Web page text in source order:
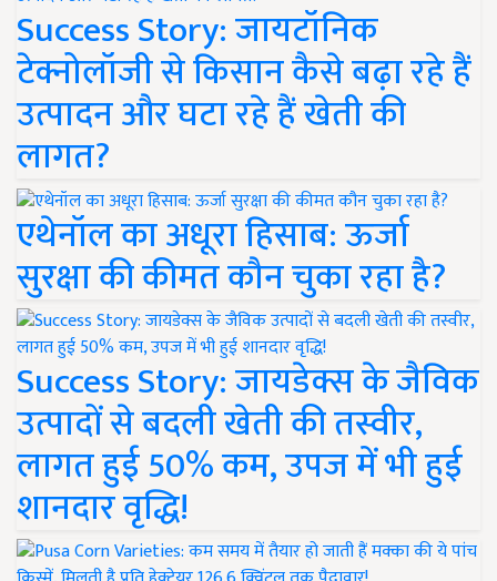
Success Story: जायटॉनिक
टेक्नोलॉजी से किसान कैसे बढ़ा रहे हैं
उत्पादन और घटा रहे हैं खेती की
लागत?
एथेनॉल का अधूरा हिसाब: ऊर्जा
सुरक्षा की कीमत कौन चुका रहा है?
Success Story: जायडेक्स के जैविक
उत्पादों से बदली खेती की तस्वीर,
लागत हुई 50% कम, उपज में भी हुई
शानदार वृद्धि!